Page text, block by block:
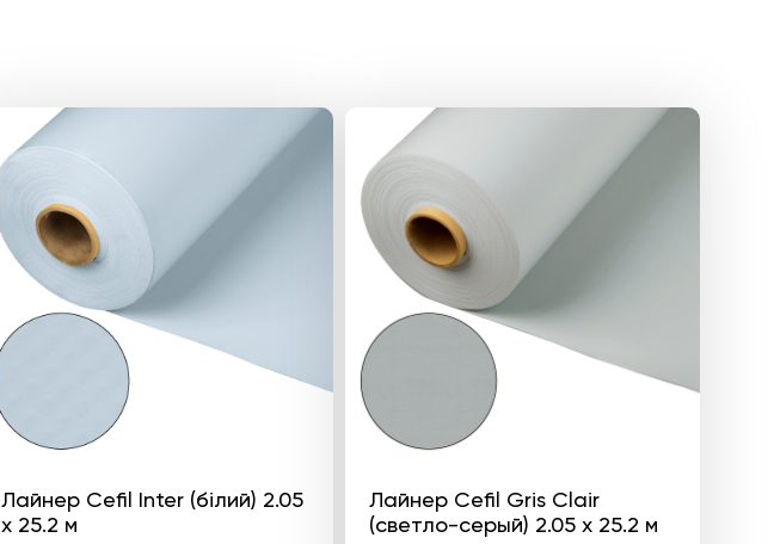
Лайнер Cefil Inter (білий) 2.05
х 25.2 м
Лайнер Cefil Gris Clair
(светло-серый) 2.05 х 25.2 м